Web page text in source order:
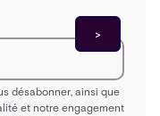
désabonner, ainsi que
et notre engagement